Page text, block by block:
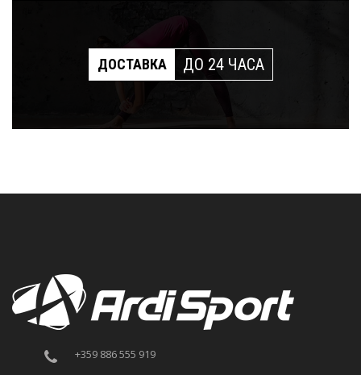
ДОСТАВКА ДО 24 ЧАСА
+359 886 555 919